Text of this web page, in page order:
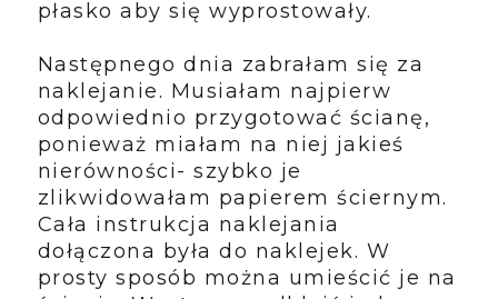
płasko aby się wyprostowały.
Następnego dnia zabrałam się za
naklejanie. Musiałam najpierw
odpowiednio przygotować ścianę,
ponieważ miałam na niej jakieś
nierówności- szybko je
zlikwidowałam papierem ściernym.
Cała instrukcja naklejania
dołączona była do naklejek. W
prosty sposób można umieścić je na